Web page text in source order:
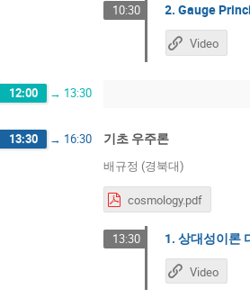
10:30 2. Gauge
Video
12:00 → 13:30
13:30 → 16:30 기초 우주론
배규정 (경북대)
cosmology.pdf
13:30 1. 상대성이론
Video